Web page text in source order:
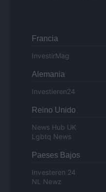
Francia
InvestirMag
Alemania
Investieren24
Reino Unido
News Hub UK
Lgbtq News
Paeses Bajos
Investeren 24
NL Newz